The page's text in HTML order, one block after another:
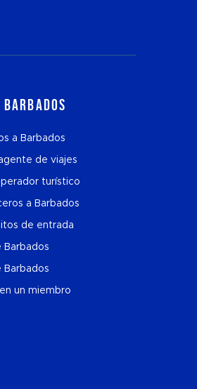
a Barbados
de viajes
turístico
a Barbados
de entrada
Barbados
Barbados
un miembro